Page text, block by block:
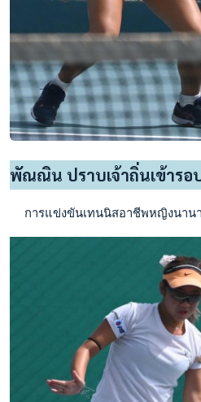
พัณณิน ปราบเจ้าถิ่นเข้ารอ
การแข่งขันเทนนิสอาชีพหญิงนาน